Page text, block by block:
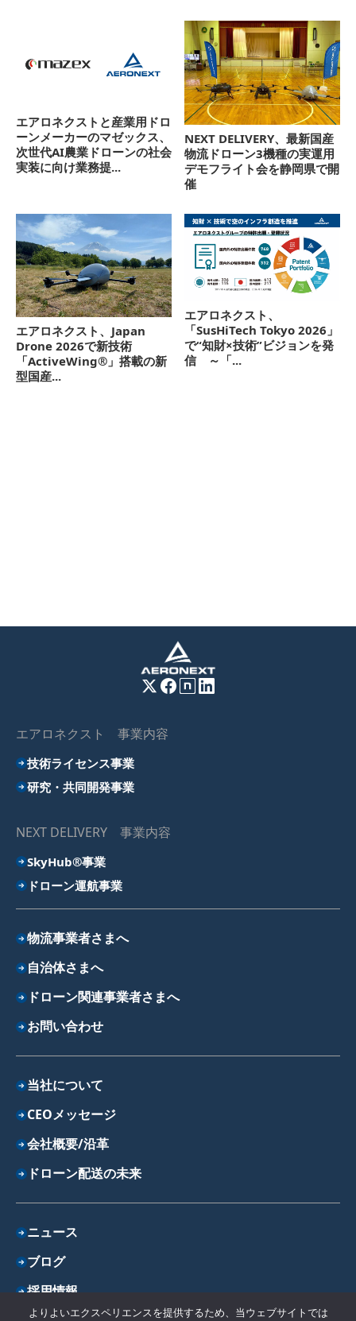
エアロネクストと産業用ドロ
ーンメーカーのマゼックス、
次世代AI農業ドローンの社会
実装に向け業務提...
NEXT DELIVERY、最新国産
物流ドローン3機種の実運用
デモフライト会を静岡県で開
催
エアロネクスト、Japan
Drone 2026で新技術
「ActiveWing®」搭載の新
型国産...
エアロネクスト、
「SusHiTech Tokyo 2026」
で“知財×技術”ビジョンを発
信 ～「...
エアロネクスト 事業内容
技術ライセンス事業
研究・共同開発事業
NEXT DELIVERY 事業内容
SkyHub®事業
ドローン運航事業
物流事業者さまへ
自治体さまへ
ドローン関連事業者さまへ
お問い合わせ
当社について
CEOメッセージ
会社概要/沿革
ドローン配送の未来
ニュース
ブログ
採用情報
よりよいエクスペリエンスを提供するため、当ウェブサイトでは